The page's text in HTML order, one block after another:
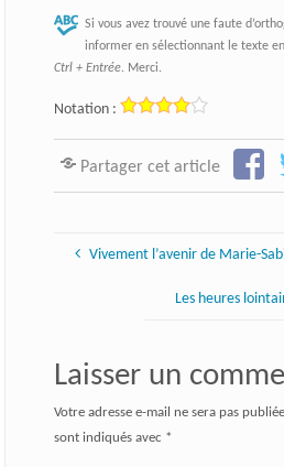
Si vous avez trouvé une faute
informer en sélectionnant le texte
Ctrl + Entrée. Merci.
Notation :
Partager cet article
Vivement l’avenir de Marie-
Les heures
Laisser un
Votre adresse e-mail ne sera pas
sont indiqués avec *